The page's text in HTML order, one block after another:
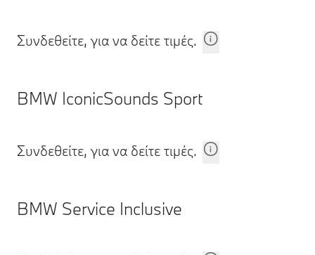
Συνδεθείτε, για να δείτε τιμές.
BMW IconicSounds Sport
Συνδεθείτε, για να δείτε τιμές.
BMW Service Inclusive